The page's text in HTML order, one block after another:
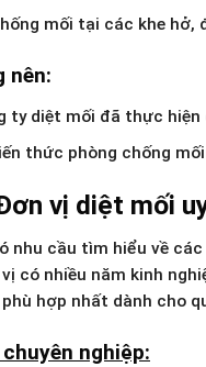
mối tại các khe hở,
nên:
ty diệt mối đã thực
thức phòng chống
vị diệt mối
nhu cầu tìm hiểu về
có nhiều năm kinh
hợp nhất dành cho
nghiệp: